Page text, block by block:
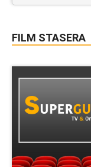
FILM STASERA